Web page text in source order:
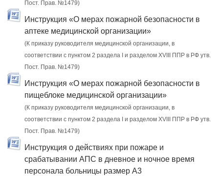
Пост. Прав. №1479)
Инструкция «О мерах пожарной безопасности в
аптеке медицинской организации»
(К приказу руководителя медицинской организации, в
соответствии с пунктом 2 раздела I и разделом XVIII ППР в РФ утв.
Пост. Прав. №1479)
Инструкция «О мерах пожарной безопасности в
пищеблоке медицинской организации»
(К приказу руководителя медицинской организации, в
соответствии с пунктом 2 раздела I и разделом XVIII ППР в РФ утв.
Пост. Прав. №1479)
Инструкция о действиях при пожаре и
срабатывании АПС в дневное и ночное время
персонала больницы размер А3